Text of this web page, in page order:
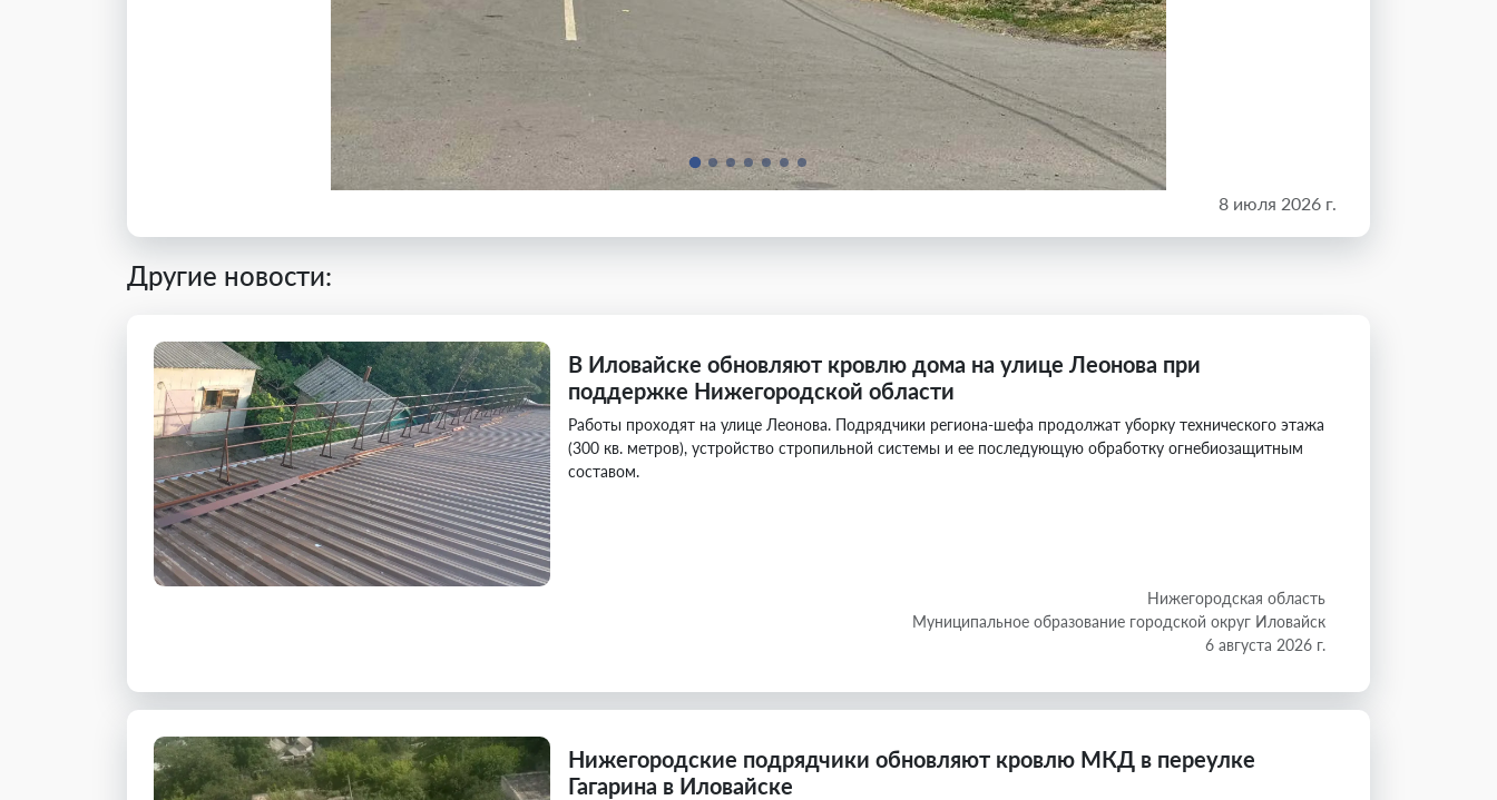
8 июля 2026 г.
Другие новости:
В Иловайске обновляют кровлю дома на улице Леонова при
поддержке Нижегородской области
Работы проходят на улице Леонова. Подрядчики региона-шефа продолжат уборку технического этажа
(300 кв. метров), устройство стропильной системы и ее последующую обработку огнебиозащитным
составом.
Нижегородская область
Муниципальное образование городской округ Иловайск
6 августа 2026 г.
Нижегородские подрядчики обновляют кровлю МКД в переулке
Гагарина в Иловайске